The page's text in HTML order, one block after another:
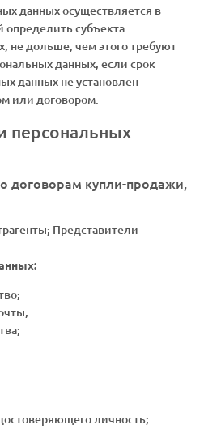
данных осуществляется в
субъекта
не дольше, чем этого требуют
данных, если срок
данных не установлен
или договором.
персональных
договорам купли-продажи,
Представители
личность;